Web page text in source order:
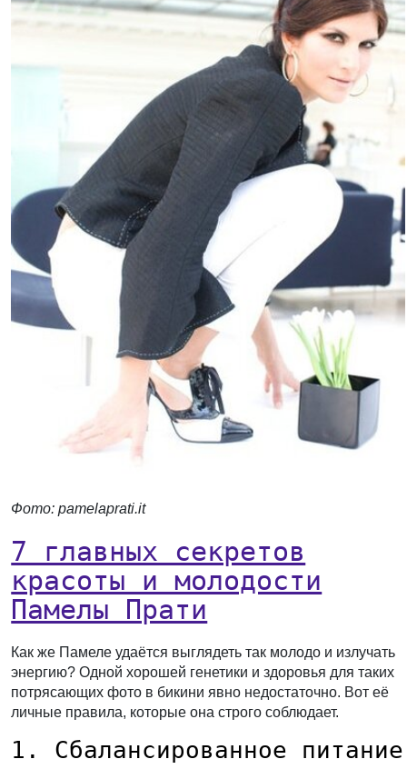
Фото: pamelaprati.it
7 главных секретов
красоты и молодости
Памелы Прати
Как же Памеле удаётся выглядеть так молодо и излучать
энергию? Одной хорошей генетики и здоровья для таких
потрясающих фото в бикини явно недостаточно. Вот её
личные правила, которые она строго соблюдает.
1. Сбалансированное питание